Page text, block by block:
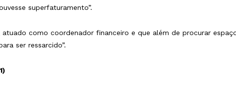
superfaturamento”.
como coordenador financeiro e que além de procurar
ser ressarcido”.